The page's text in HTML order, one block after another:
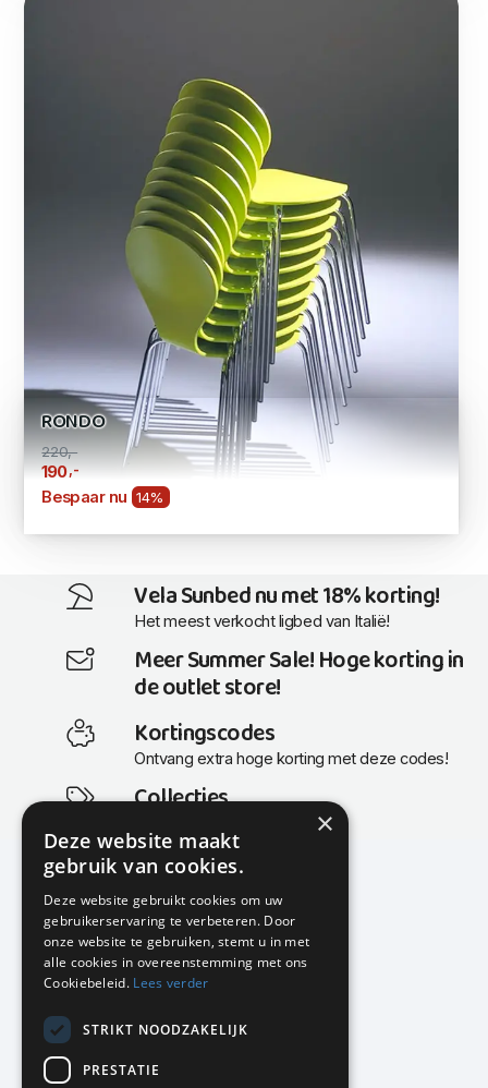
RONDO
220,-
190,-
Bespaar nu 14%
Vela Sunbed nu met 18% korting!
Het meest verkocht ligbed van Italië!
Meer Summer Sale! Hoge korting in
de outlet store!
Kortingscodes
Ontvang extra hoge korting met deze codes!
Collecties
Actuele en populaire collecties
KMP Kantoormeubilair
Airport Business Park
Frankfurtstraat 29-31
1175 RH Lijnden
020-617 01 26
info@kmpkantoormeubilair.nl
×
Deze website maakt
gebruik van cookies.
Deze website gebruikt cookies om uw
gebruikerservaring te verbeteren. Door
onze website te gebruiken, stemt u in met
alle cookies in overeenstemming met ons
Cookiebeleid. Lees verder
STRIKT NOODZAKELIJK
PRESTATIE